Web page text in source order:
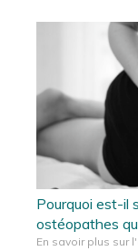
Pourquoi est-il
ostéopathes
En savoir plus sur